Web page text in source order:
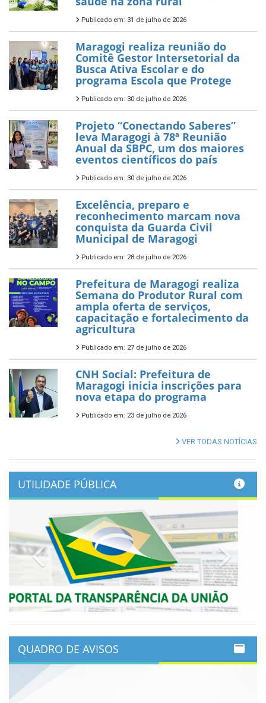
Publicado em: 31 de julho de 2026
Maragogi realiza reunião do
Comitê Gestor Intersetorial da
Busca Ativa Escolar e do
programa Escola que Protege
Publicado em: 30 de julho de 2026
Projeto “Conectando Saberes”
leva Maragogi à 78ª Reunião
Anual da SBPC, um dos maiores
eventos científicos do país
Publicado em: 30 de julho de 2026
Excelência, preparo e
reconhecimento marcam nova
conquista da Guarda Civil
Municipal de Maragogi
Publicado em: 28 de julho de 2026
Prefeitura de Maragogi realiza
Semana do Produtor Rural com
ampla oferta de serviços,
capacitação e fortalecimento da
agricultura
Publicado em: 27 de julho de 2026
CNH Social: Prefeitura de
Maragogi inicia inscrições para
nova etapa do programa
Publicado em: 23 de julho de 2026
VER TODAS NOTÍCIAS
UTILIDADE PÚBLICA
Previous
QUADRO DE AVISOS